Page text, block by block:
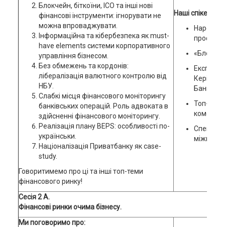
Блокчейн, біткоїни, ICO та інші нові
фінансові інструменти: ігнорувати не
можна впроваджувати.
Інформаційна та кібербезпека як must-
have elements системи корпоративного
управління бізнесом.
Без обмежень та кордонів:
лібералізація валютного контролю від
НБУ.
Слабкі місця фінансового моніторингу
банківських операцій. Роль адвоката в
здійсненні фінансового моніторингу.
Реалізація плану BEPS: особливості по-
українськи.
Націоналізація Приватбанку як case-
study.
Говоритимемо про ці та інші топ-теми
фінансового ринку!
Наші спікери:
Банку
Топ-
Сесія 2 А.
Фінансові ринки очима бізнесу.
Ми поговоримо про: